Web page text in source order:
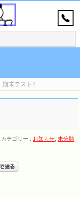
期末テスト2
カテゴリー : お知らせ ,未分類